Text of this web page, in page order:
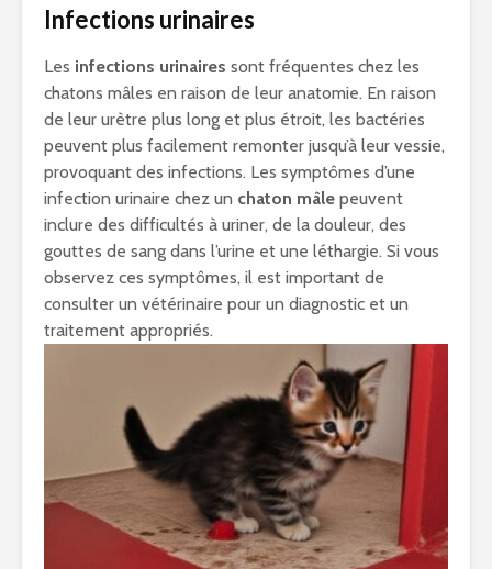
Infections urinaires
Les infections urinaires sont fréquentes chez les
chatons mâles en raison de leur anatomie. En raison
de leur urètre plus long et plus étroit, les bactéries
peuvent plus facilement remonter jusqu’à leur vessie,
provoquant des infections. Les symptômes d’une
infection urinaire chez un chaton mâle peuvent
inclure des difficultés à uriner, de la douleur, des
gouttes de sang dans l’urine et une léthargie. Si vous
observez ces symptômes, il est important de
consulter un vétérinaire pour un diagnostic et un
traitement appropriés.